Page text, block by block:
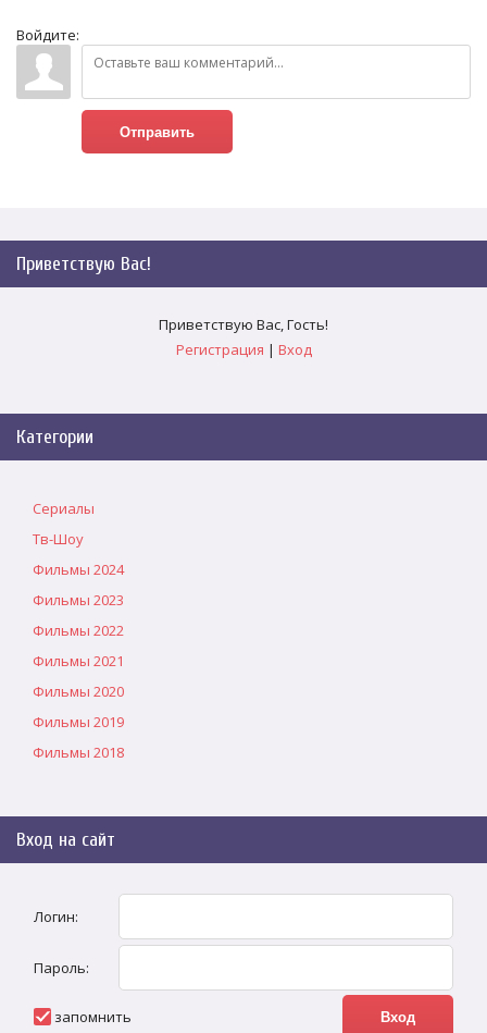
Войдите:
Отправить
Приветствую Вас!
Приветствую Вас,Гость!
Регистрация | Вход
Категории
Сериалы
Тв-Шоу
Фильмы 2024
Фильмы 2023
Фильмы 2022
Фильмы 2021
Фильмы 2020
Фильмы 2019
Фильмы 2018
Вход на сайт
Логин:
Пароль:
запомнить